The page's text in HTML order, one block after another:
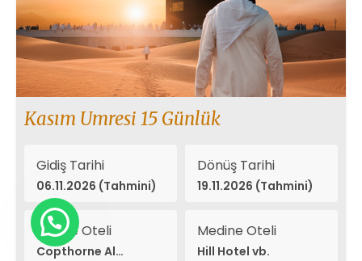
Kasım Umresi 15 Günlük
Gidiş Tarihi
06.11.2026 (Tahmini)
Dönüş Tarihi
19.11.2026 (Tahmini)
Mekke Oteli
Copthorne Al
Medine Oteli
Hill Hotel vb.